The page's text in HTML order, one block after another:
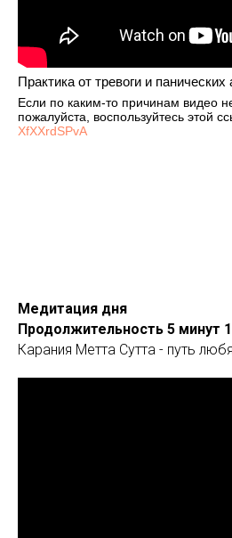
Практика от тревоги и панических
Если по каким-то причинам видео
пожалуйста, воспользуйтесь этой
XfXXrdSPvA
Медитация дня
Продолжительность 5 минут
Карания Метта Сутта - путь